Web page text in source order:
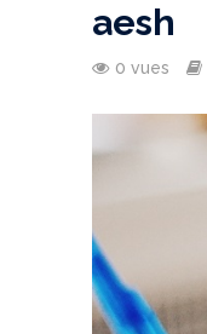
aesh
0 vues